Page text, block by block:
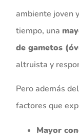
ambiente joven
tiempo, una
de gametos
altruista y
Pero además
factores que
Mayor